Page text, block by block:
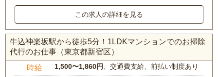
この求人の詳細を見る
牛込神楽坂駅から徒歩5分！1LDKマンションでのお掃除
代行のお仕事（東京都新宿区）
時給 1,500〜1,860円 、交通費支給、前払い制度あり